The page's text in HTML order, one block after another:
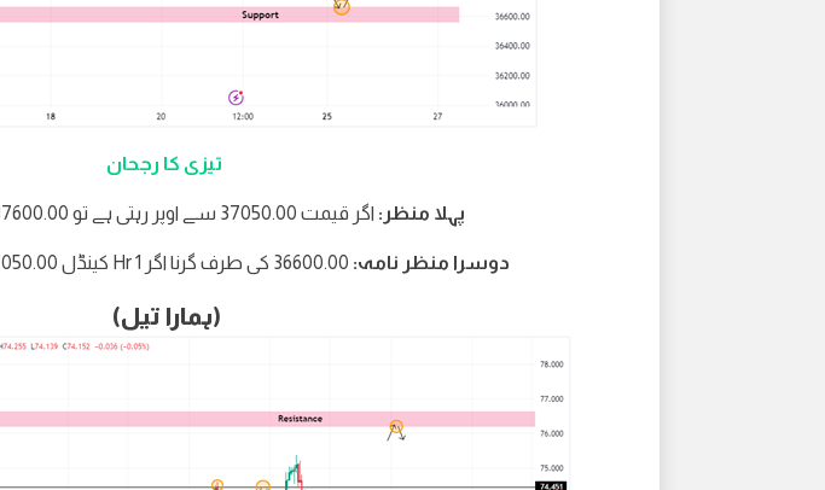
تیزی کا رجحان
پہلا منظر: اگر قیمت 37050.00 سے اوپر رہتی ہے تو 37600.00 کی طرف اضافہ
دوسرا منظر نامہ: 36600.00 کی طرف گرنا اگر 1 Hr کینڈل 37050.00 سے نیچے بند ہو جائے
(ہمارا تیل)